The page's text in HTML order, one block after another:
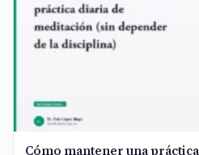
Cómo mantener una